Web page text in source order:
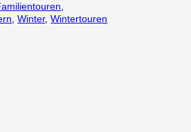
, Winter, Wintertouren